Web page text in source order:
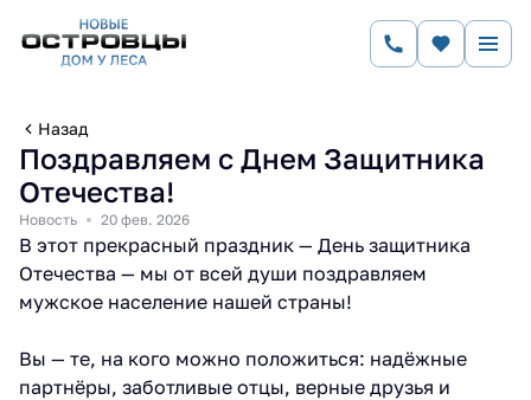
Назад
Поздравляем с Днем Защитника
Отечества!
Новость 20 фев. 2026
В этот прекрасный праздник — День защитника
Отечества — мы от всей души поздравляем
мужское население нашей страны!
Вы — те, на кого можно положиться: надёжные
партнёры, заботливые отцы, верные друзья и